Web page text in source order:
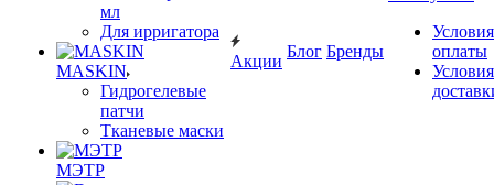
мл
Для ирригатора
MASKIN
Гидрогелевые
патчи
Тканевые маски
МЭТР
Акции
Блог Бренды
Условия
оплаты
Условия